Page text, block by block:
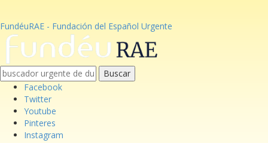
FundéuRAE - Fundación del Español Urgente
Buscar
Facebook
Twitter
Youtube
Pinteres
Instagram